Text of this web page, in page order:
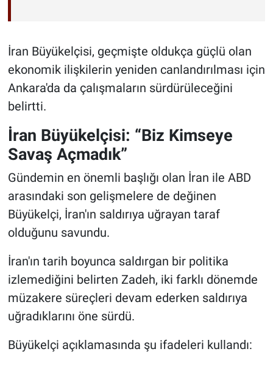
İran Büyükelçisi, geçmişte oldukça güçlü olan
ekonomik ilişkilerin yeniden canlandırılması için
Ankara'da da çalışmaların sürdürüleceğini
belirtti.
İran Büyükelçisi: “Biz Kimseye
Savaş Açmadık”
Gündemin en önemli başlığı olan İran ile ABD
arasındaki son gelişmelere de değinen
Büyükelçi, İran'ın saldırıya uğrayan taraf
olduğunu savundu.
İran'ın tarih boyunca saldırgan bir politika
izlemediğini belirten Zadeh, iki farklı dönemde
müzakere süreçleri devam ederken saldırıya
uğradıklarını öne sürdü.
Büyükelçi açıklamasında şu ifadeleri kullandı: